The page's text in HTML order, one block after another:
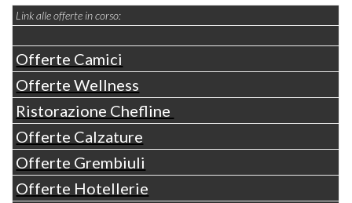
Link alle offerte in corso:
Offerte Camici
Offerte Wellness
Ristorazione Chefline
Offerte Calzature
Offerte Grembiuli
Offerte Hotellerie